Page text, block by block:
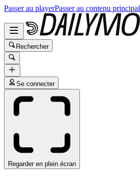
Passer au playerPasser au contenu principal
Rechercher
Se connecter
Regarder en plein écran